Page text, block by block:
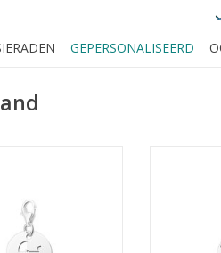
GEPERSONALISEERD